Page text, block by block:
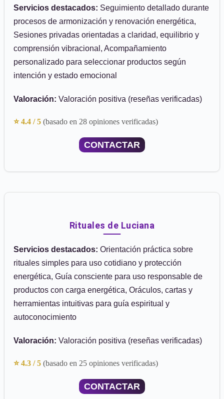
Servicios destacados: Seguimiento detallado durante
procesos de armonización y renovación energética,
Sesiones privadas orientadas a claridad, equilibrio y
comprensión vibracional, Acompañamiento
personalizado para seleccionar productos según
intención y estado emocional
Valoración: Valoración positiva (reseñas verificadas)
⭐ 4.4 / 5 (basado en 28 opiniones verificadas)
CONTACTAR
Rituales de Luciana
Servicios destacados: Orientación práctica sobre
rituales simples para uso cotidiano y protección
energética, Guía consciente para uso responsable de
productos con carga energética, Oráculos, cartas y
herramientas intuitivas para guía espiritual y
autoconocimiento
Valoración: Valoración positiva (reseñas verificadas)
⭐ 4.3 / 5 (basado en 25 opiniones verificadas)
CONTACTAR